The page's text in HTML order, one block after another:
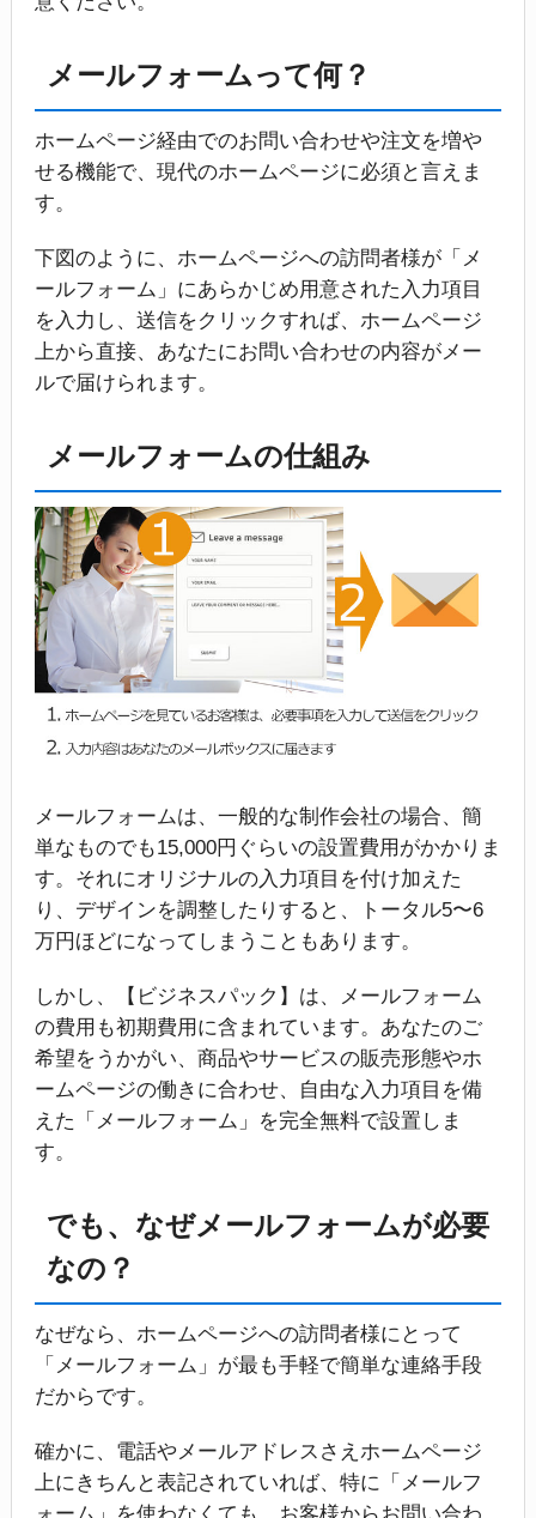
メールフォームって何？
ホームページ経由でのお問い合わせや注文を増や
せる機能で、現代のホームページに必須と言えま
す。
下図のように、ホームページへの訪問者様が「メ
ールフォーム」にあらかじめ用意された入力項目
を入力し、送信をクリックすれば、ホームページ
上から直接、あなたにお問い合わせの内容がメー
ルで届けられます。
メールフォームの仕組み
メールフォームは、一般的な制作会社の場合、簡
単なものでも15,000円ぐらいの設置費用がかかりま
す。それにオリジナルの入力項目を付け加えた
り、デザインを調整したりすると、トータル5〜6
万円ほどになってしまうこともあります。
しかし、【ビジネスパック】は、メールフォーム
の費用も初期費用に含まれています。あなたのご
希望をうかがい、商品やサービスの販売形態やホ
ームページの働きに合わせ、自由な入力項目を備
えた「メールフォーム」を完全無料で設置しま
す。
でも、なぜメールフォームが必要
なの？
なぜなら、ホームページへの訪問者様にとって
「メールフォーム」が最も手軽で簡単な連絡手段
だからです。
確かに、電話やメールアドレスさえホームページ
上にきちんと表記されていれば、特に「メールフ